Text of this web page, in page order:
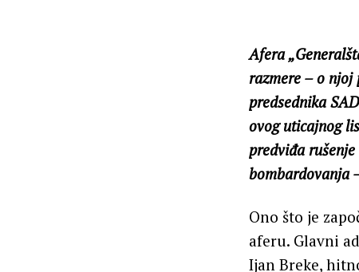
Afera
razmere – o
predsednika
ovog uticajnog
predviđa
bombardovanja
Ono što je
aferu. Glavni
Ijan Breke,